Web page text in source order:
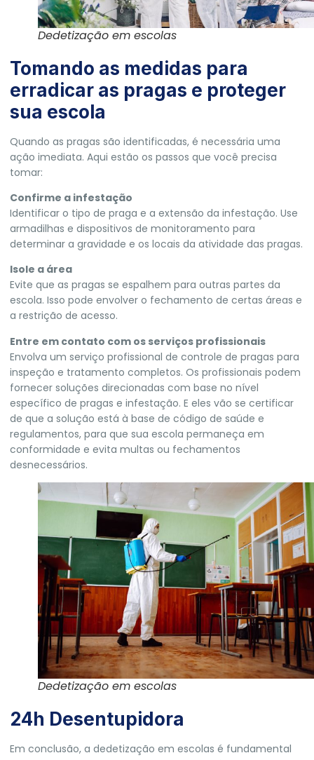
Dedetização em escolas
Tomando as medidas para
erradicar as pragas e proteger
sua escola
Quando as pragas são identificadas, é necessária uma
ação imediata. Aqui estão os passos que você precisa
tomar:
Confirme a infestação
Identificar o tipo de praga e a extensão da infestação. Use
armadilhas e dispositivos de monitoramento para
determinar a gravidade e os locais da atividade das pragas.
Isole a área
Evite que as pragas se espalhem para outras partes da
escola. Isso pode envolver o fechamento de certas áreas e
a restrição de acesso.
Entre em contato com os serviços profissionais
Envolva um serviço profissional de controle de pragas para
inspeção e tratamento completos. Os profissionais podem
fornecer soluções direcionadas com base no nível
específico de pragas e infestação. E eles vão se certificar
de que a solução está à base de código de saúde e
regulamentos, para que sua escola permaneça em
conformidade e evita multas ou fechamentos
desnecessários.
Dedetização em escolas
24h Desentupidora
Em conclusão, a dedetização em escolas é fundamental